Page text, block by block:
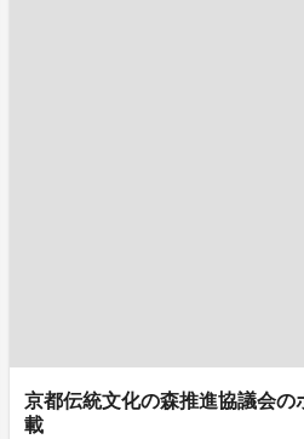
京都伝統文化の森推進協議会の
載